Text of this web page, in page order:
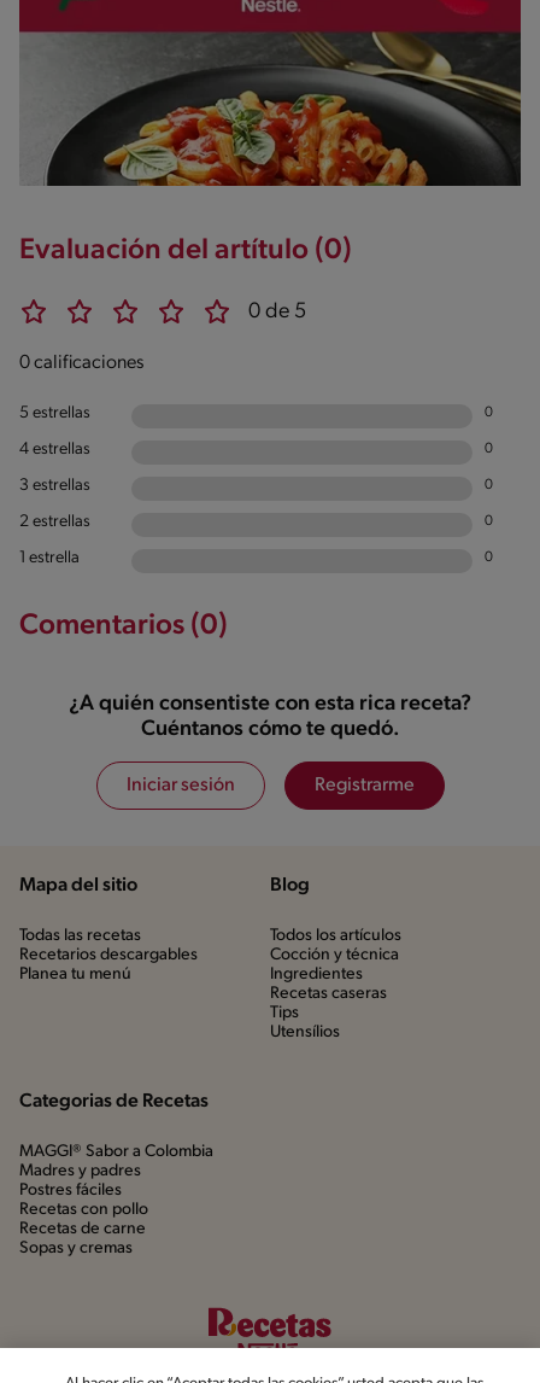
Evaluación del artítulo (0)
0 de 5
0 calificaciones
5 estrellas 0
4 estrellas 0
3 estrellas 0
2 estrellas 0
1 estrella 0
Comentarios (0)
¿A quién consentiste con esta rica receta?
Cuéntanos cómo te quedó.
Iniciar sesión Registrarme
Mapa del sitio
Todas las recetas
Recetarios descargables
Planea tu menú
Blog
Todos los artículos
Cocción y técnica
Ingredientes
Recetas caseras
Tips
Utensílios
Categorias de Recetas
MAGGI® Sabor a Colombia
Madres y padres
Postres fáciles
Recetas con pollo
Recetas de carne
Sopas y cremas